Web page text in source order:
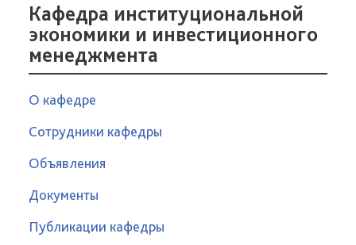
Кафедра институциональной
экономики и инвестиционного
менеджмента
О кафедре
Сотрудники кафедры
Объявления
Документы
Публикации кафедры